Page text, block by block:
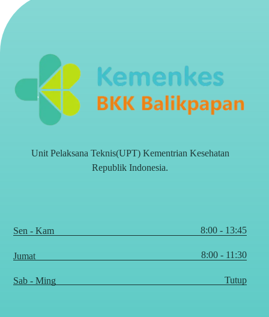
Unit Pelaksana Teknis(UPT) Kementrian Kesehatan
Republik Indonesia.
Sen - Kam 8:00 - 13:45
Jumat 8:00 - 11:30
Sab - Ming Tutup